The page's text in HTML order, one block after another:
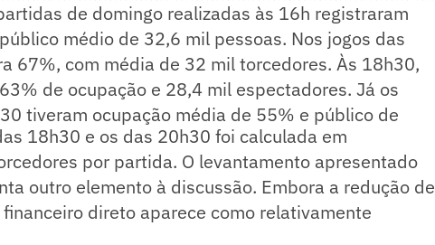
de domingo realizadas às 16h registraram
médio de 32,6 mil pessoas. Nos jogos das
67%, com média de 32 mil torcedores. Às 18h30,
de ocupação e 28,4 mil espectadores. Já os
tiveram ocupação média de 55% e público de
18h30 e os das 20h30 foi calculada em
por partida. O levantamento apresentado
outro elemento à discussão. Embora a redução de
direto aparece como relativamente